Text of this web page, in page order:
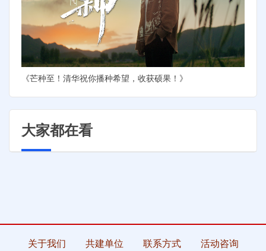
《芒种至！清华祝你播种希望，收获硕果！》
大家都在看
关于我们 共建单位 联系方式 活动咨询